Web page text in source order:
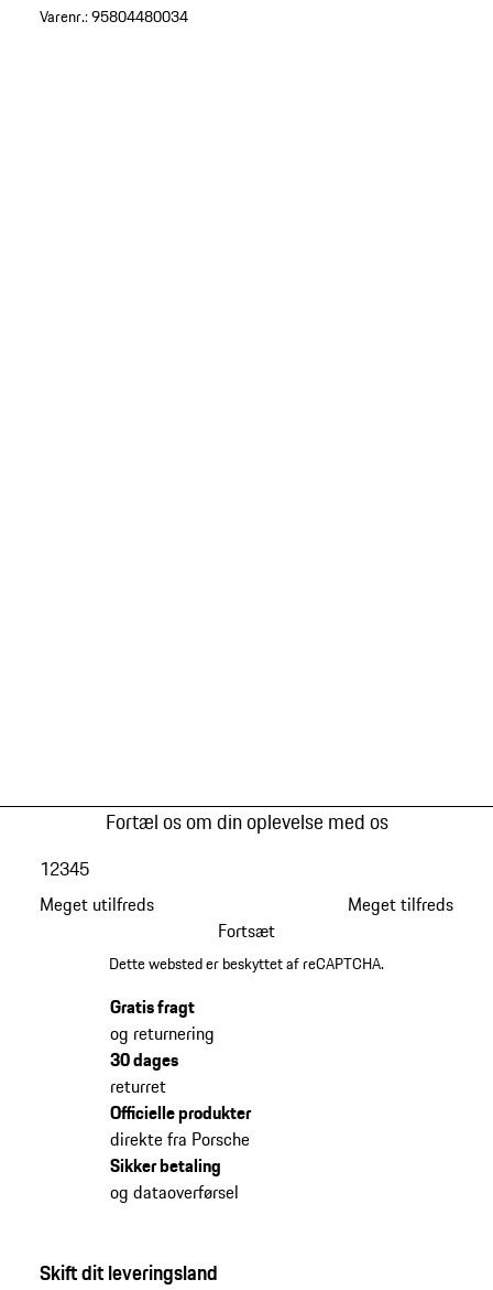
Varenr.:95804480034
Fortæl os om din oplevelse med os
Meget utilfreds
12345
Meget tilfreds
Fortsæt
Dette websted er beskyttet af reCAPTCHA.
Gratis fragt
og returnering
30 dages
returret
Officielle produkter
direkte fra Porsche
Sikker betaling
og dataoverførsel
Skift dit leveringsland